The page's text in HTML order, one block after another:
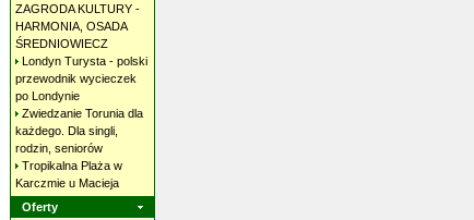
ZAGRODA KULTURY -
HARMONIA, OSADA
ŚREDNIOWIECZ
Londyn Turysta - polski
przewodnik wycieczek
po Londynie
Zwiedzanie Torunia dla
każdego. Dla singli,
rodzin, seniorów
Tropikalna Plaża w
Karczmie u Macieja
Oferty